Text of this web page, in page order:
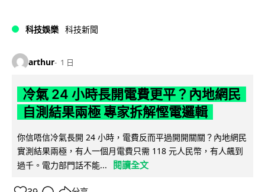
科技娛樂 科技新聞
arthur 1 日
冷氣 24 小時長開電費更平？內地網民
自測結果兩極 專家拆解慳電邏輯
你信唔信冷氣長開 24 小時，電費反而平過開開關關？內地網民
實測結果兩極，有人一個月電費只需 118 元人民幣，有人飆到
過千。電力部門話不能...
閱讀全文